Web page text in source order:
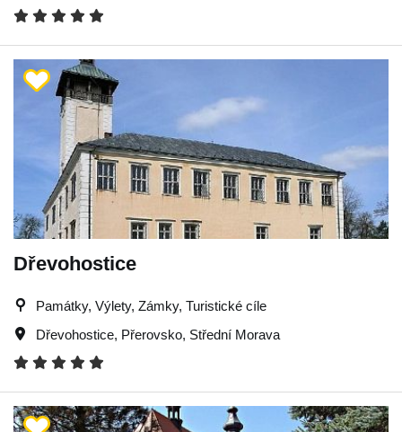
Dřevohostice
Památky, Výlety, Zámky, Turistické cíle
Dřevohostice, Přerovsko, Střední Morava